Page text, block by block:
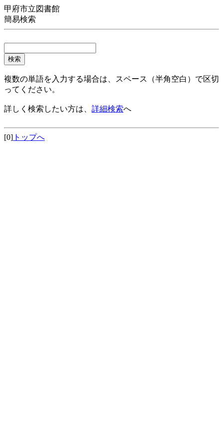
甲府市立図書館
簡易検索
複数の単語を入力する場合は、スペース（半角空白）で区切
ってください。
詳しく検索したい方は、 詳細検索へ
[0] トップへ